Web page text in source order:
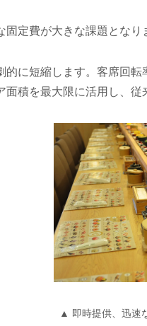
定費が大きな課題とな
的に短縮します。客席回
面積を最大限に活用し、従
▲ 即時提供、迅速